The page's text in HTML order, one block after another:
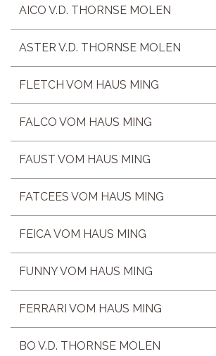
AICO V.D. THORNSE MOLEN
ASTER V.D. THORNSE MOLEN
FLETCH VOM HAUS MING
FALCO VOM HAUS MING
FAUST VOM HAUS MING
FATCEES VOM HAUS MING
FEICA VOM HAUS MING
FUNNY VOM HAUS MING
FERRARI VOM HAUS MING
BO V.D. THORNSE MOLEN